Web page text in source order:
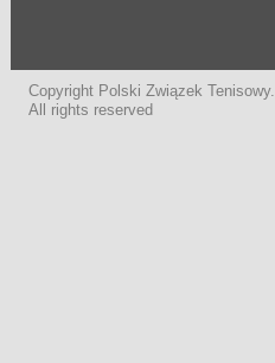
Copyright Polski Związek Tenisowy.
All rights reserved